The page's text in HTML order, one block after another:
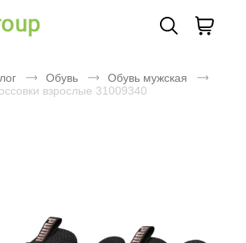
Обувь
Обувь мужская
взрослые 31009340